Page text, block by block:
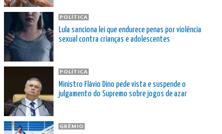
POLÍTICA
Lula sanciona lei que endurece penas por violência
sexual contra crianças e adolescentes
POLÍTICA
Ministro Flávio Dino pede vista e suspende o
julgamento do Supremo sobre jogos de azar
GRÊMIO